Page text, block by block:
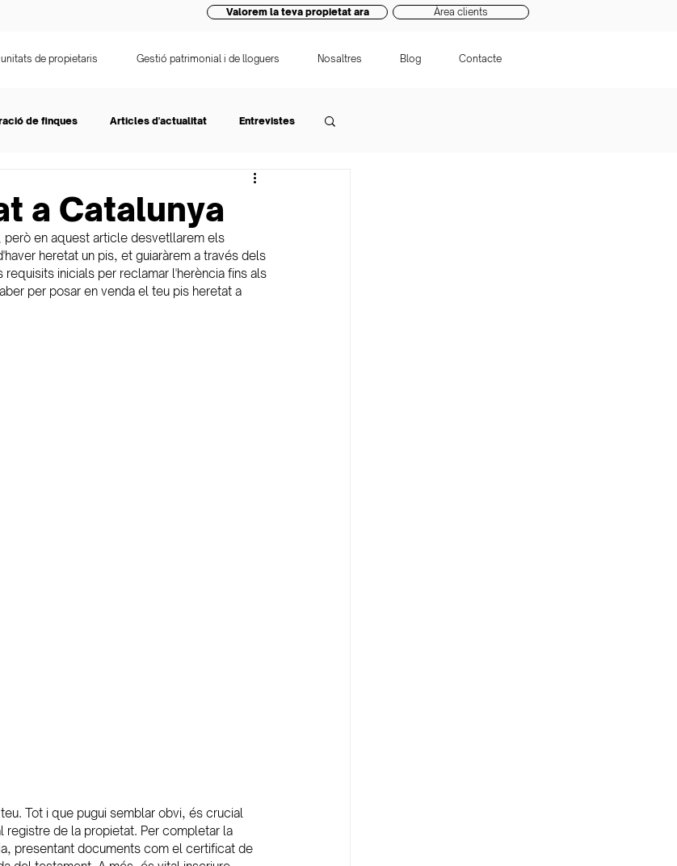
Valorem la teva propietat ara Àrea clients
de propietaris Gestió patrimonial i de lloguers Nosaltres Blog Contacte
de finques Articles d'actualitat Entrevistes
a Catalunya
en aquest article desvetllarem els
heretat un pis, et guiaràrem a través dels
inicials per reclamar l'herència fins als
per posar en venda el teu pis heretat a
Tot i que pugui semblar obvi, és crucial
registre de la propietat. Per completar la
presentant documents com el certificat de